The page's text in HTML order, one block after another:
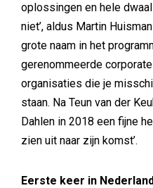
oplossingen en hele
niet’, aldus Martin
grote naam in het
gerenommeerde
organisaties die je
staan. Na Teun van der
Dahlen in 2018 een fijne
zien uit naar zijn komst’.
Eerste keer in